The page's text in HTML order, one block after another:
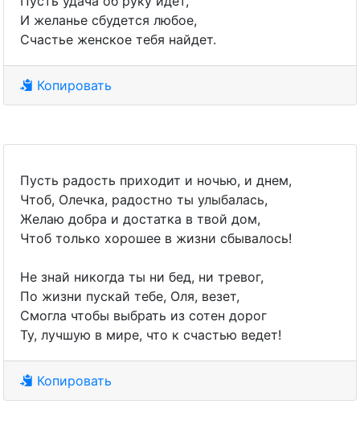
И желанье сбудется любое,
Счастье женское тебя найдет.
Копировать
Пусть радость приходит и ночью, и днем,
Чтоб, Олечка, радостно ты улыбалась,
Желаю добра и достатка в твой дом,
Чтоб только хорошее в жизни сбывалось!
Не знай никогда ты ни бед, ни тревог,
По жизни пускай тебе, Оля, везет,
Смогла чтобы выбрать из сотен дорог
Ту, лучшую в мире, что к счастью ведет!
Копировать